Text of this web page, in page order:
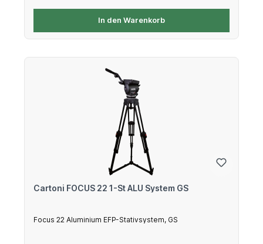
In den Warenkorb
Cartoni FOCUS 22 1-St ALU System GS
Focus 22 Aluminium EFP-Stativsystem, GS